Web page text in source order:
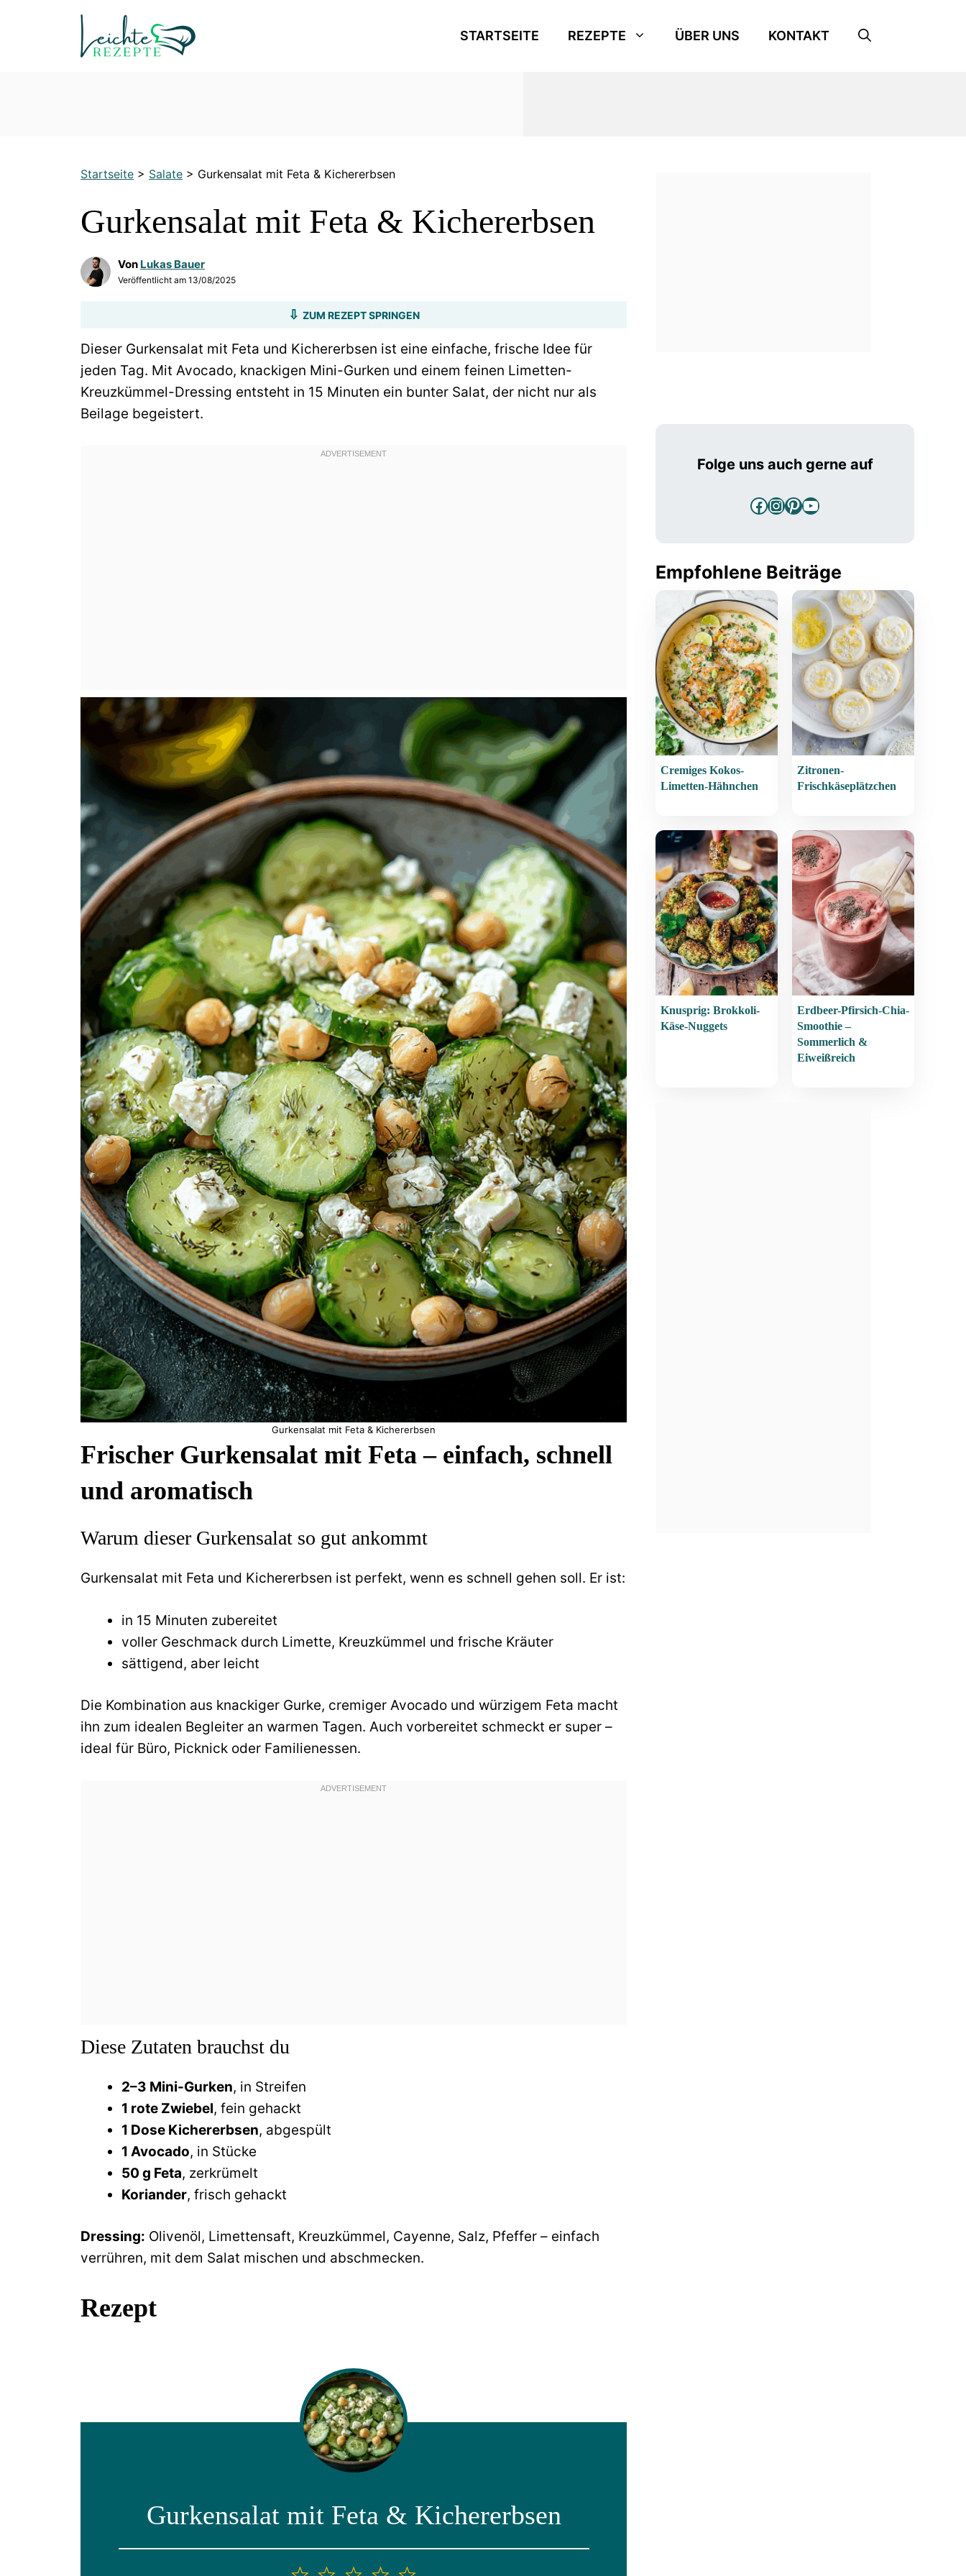
STARTSEITE REZEPTE ÜBER UNS KONTAKT
Startseite > Salate > Gurkensalat mit Feta & Kichererbsen
Gurkensalat mit Feta & Kichererbsen
Von Lukas Bauer
Veröffentlicht am 13/08/2025
ZUM REZEPT SPRINGEN
Dieser Gurkensalat mit Feta und Kichererbsen ist eine einfache, frische Idee für
jeden Tag. Mit Avocado, knackigen Mini-Gurken und einem feinen Limetten-
Kreuzkümmel-Dressing entsteht in 15 Minuten ein bunter Salat, der nicht nur als
Beilage begeistert.
Gurkensalat mit Feta & Kichererbsen
Frischer Gurkensalat mit Feta – einfach, schnell
und aromatisch
Warum dieser Gurkensalat so gut ankommt
Gurkensalat mit Feta und Kichererbsen ist perfekt, wenn es schnell gehen soll. Er ist:
in 15 Minuten zubereitet
voller Geschmack durch Limette, Kreuzkümmel und frische Kräuter
sättigend, aber leicht
Die Kombination aus knackiger Gurke, cremiger Avocado und würzigem Feta macht
ihn zum idealen Begleiter an warmen Tagen. Auch vorbereitet schmeckt er super –
ideal für Büro, Picknick oder Familienessen.
Diese Zutaten brauchst du
2–3 Mini-Gurken, in Streifen
1 rote Zwiebel, fein gehackt
1 Dose Kichererbsen, abgespült
1 Avocado, in Stücke
50 g Feta, zerkrümelt
Koriander, frisch gehackt
Dressing: Olivenöl, Limettensaft, Kreuzkümmel, Cayenne, Salz, Pfeffer – einfach
verrühren, mit dem Salat mischen und abschmecken.
Rezept
Gurkensalat mit Feta & Kichererbsen
Folge uns auch gerne auf
Facebook
Instagram
Pinterest
YouTube
Empfohlene Beiträge
Cremiges Kokos-
Limetten-Hähnchen
Zitronen-
Frischkäseplätzchen
Knusprig: Brokkoli-
Käse-Nuggets
Erdbeer-Pfirsich-Chia-
Smoothie –
Sommerlich &
Eiweißreich